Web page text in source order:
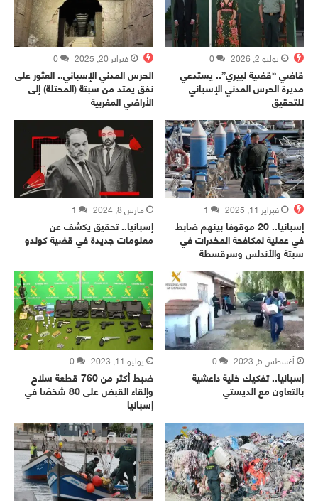
يوليو 2, 2026 0
قاضي “قضية لييري”.. يستدعي
مديرة الحرس المدني الإسباني
للتحقيق
فبراير 20, 2025 0
الحرس المدني الإسباني.. العثور على
نفق يمتد من سبتة (المحتلة) إلى
الأراضي المغربية
فبراير 11, 2025 1
إسبانيا.. 20 موقوفا بينهم ضابط
في عملية لمكافحة المخدرات في
سبتة والأندلس وسرقسطة
مارس 8, 2024 1
إسبانيا.. تحقيق يكشف عن
معلومات جديدة في قضية كولدو
أغسطس 5, 2023 0
إسبانيا.. تفكيك خلية داعشية
بالتعاون مع الديستي
يوليو 11, 2023 0
ضبط أكثر من 760 قطعة سلاح
وإلقاء القبض على 80 شخصًا في
إسبانيا